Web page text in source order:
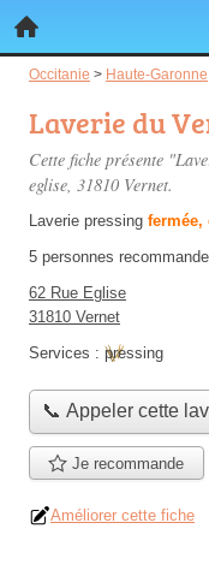
Occitanie > Haute-Garonne
Laverie du
Cette fiche présente
eglise, 31810 Vernet.
Laverie pressing fermée,
5 personnes
62 Rue Eglise
31810 Vernet
Services : pressing
📞 Appeler cette
Je recommande
Améliorer cette fiche